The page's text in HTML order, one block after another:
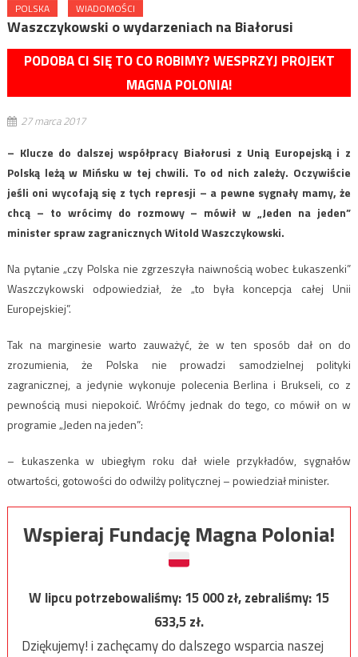
POLSKA WIADOMOŚCI
Waszczykowski o wydarzeniach na Białorusi
PODOBA CI SIĘ TO CO ROBIMY? WESPRZYJ PROJEKT
MAGNA POLONIA!
27 marca 2017
– Klucze do dalszej współpracy Białorusi z Unią Europejską i z
Polską leżą w Mińsku w tej chwili. To od nich zależy. Oczywiście
jeśli oni wycofają się z tych represji – a pewne sygnały mamy, że
chcą – to wrócimy do rozmowy – mówił w „Jeden na jeden”
minister spraw zagranicznych Witold Waszczykowski.
Na pytanie „czy Polska nie zgrzeszyła naiwnością wobec Łukaszenki”
Waszczykowski odpowiedział, że „to była koncepcja całej Unii
Europejskiej”.
Tak na marginesie warto zauważyć, że w ten sposób dał on do
zrozumienia, że Polska nie prowadzi samodzielnej polityki
zagranicznej, a jedynie wykonuje polecenia Berlina i Brukseli, co z
pewnością musi niepokoić. Wróćmy jednak do tego, co mówił on w
programie „Jeden na jeden”:
– Łukaszenka w ubiegłym roku dał wiele przykładów, sygnałów
otwartości, gotowości do odwilży politycznej – powiedział minister.
Wspieraj Fundację Magna Polonia!
W lipcu potrzebowaliśmy:15 000zł, zebraliśmy:15
633,5zł.
Dziękujemy! i zachęcamy do dalszego wsparcia naszej